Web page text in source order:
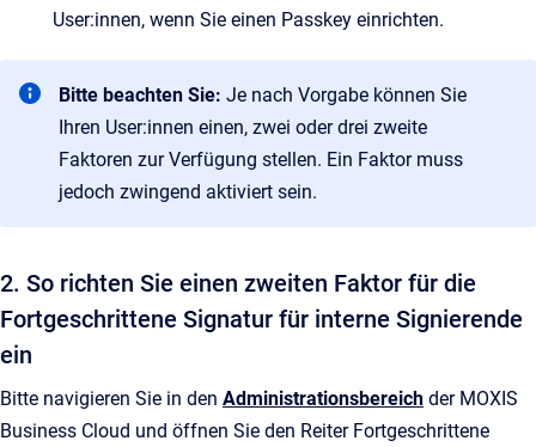
User:innen, wenn Sie einen Passkey einrichten.
Bitte beachten Sie: Je nach Vorgabe können Sie
Ihren User:innen einen, zwei oder drei zweite
Faktoren zur Verfügung stellen. Ein Faktor muss
jedoch zwingend aktiviert sein.
2. So richten Sie einen zweiten Faktor für die
Fortgeschrittene Signatur für interne Signierende
ein
Bitte navigieren Sie in den Administrationsbereich der MOXIS
Business Cloud und öffnen Sie den Reiter Fortgeschrittene